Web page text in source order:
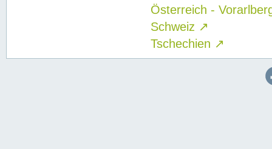
Österreich -
Schweiz ↗
Tschechien ↗